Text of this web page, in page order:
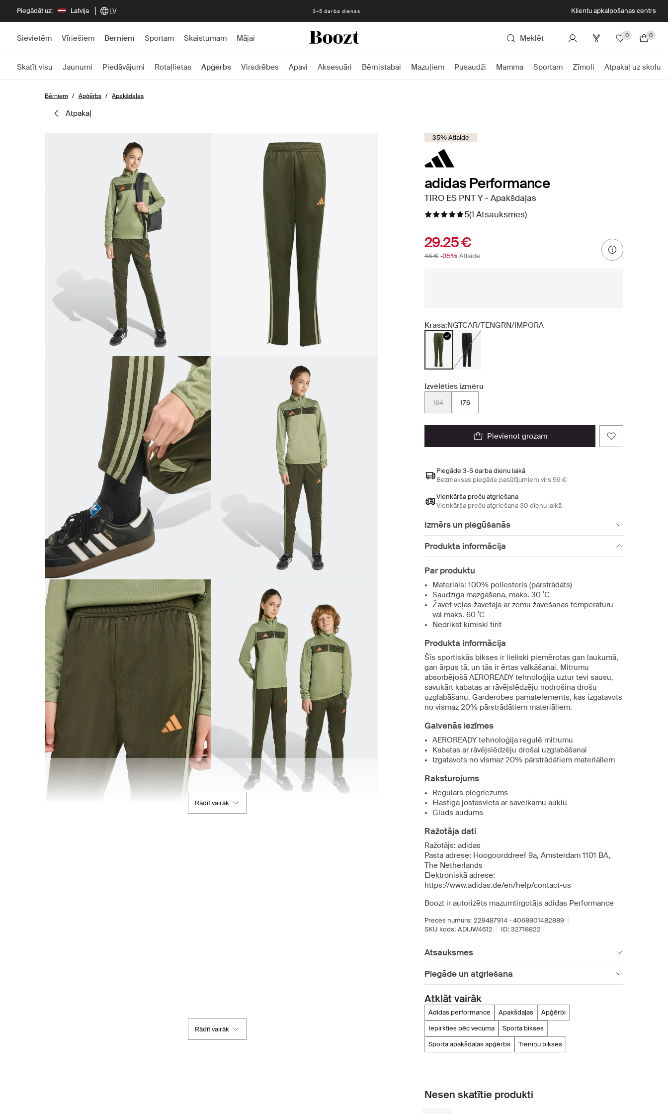
Piegādāt uz: Latvija LV 3–5 darba dienas Klientu apkalpošanas centrs
Sievietēm Vīriešiem Bērniem Sportam Skaistumam Mājai Meklēt 0 0
Skatīt visu Jaunumi Piedāvājumi Rotaļlietas Apģērbs Virsdrēbes Apavi Aksesuāri Bērnistabai Mazuļiem Pusaudži Mamma Sportam Zīmoli Atpakaļ uz skolu
Bērniem Apģērbs Apakšdaļas
atpakaļ
Rādīt vairāk
Rādīt vairāk
35% Atlaide
adidas Performance
TIRO ES PNT Y - Apakšdaļas
5(1 Atsauksmes)
29.25 €
45 € -35% Atlaide
Krāsa:NGTCAR/TENGRN/IMPORA
Izvēlēties izmēru
164 176
pievienot grozam
Piegāde 3-5 darba dienu laikā
Bezmaksas piegāde pasūtījumiem virs 59 €
Vienkārša preču atgriešana
Vienkārša preču atgriešana 30 dienu laikā
Izmērs un piegūšanās
Produkta informācija
Par produktu
Materiāls: 100% poliesteris (pārstrādāts)
Saudzīga mazgāšana, maks. 30 ˚C
Žāvēt veļas žāvētājā ar zemu žāvēšanas temperatūru
vai maks. 60 ˚C
Nedrīkst ķīmiski tīrīt
Produkta informācija
Šīs sportiskās bikses ir lieliski piemērotas gan laukumā,
gan ārpus tā, un tās ir ērtas valkāšanai. Mitrumu
absorbējošā AEROREADY tehnoloģija uztur tevi sausu,
savukārt kabatas ar rāvējslēdzēju nodrošina drošu
uzglabāšanu. Garderobes pamatelements, kas izgatavots
no vismaz 20% pārstrādātiem materiāliem.
Galvenās iezīmes
AEROREADY tehnoloģija regulē mitrumu
Kabatas ar rāvējslēdzēju drošai uzglabāšanai
Izgatavots no vismaz 20% pārstrādātiem materiāliem
Raksturojums
Regulārs piegriezums
Elastīga jostasvieta ar savelkamu auklu
Gluds audums
Ražotāja dati
Ražotājs: adidas
Pasta adrese: Hoogoorddreef 9a, Amsterdam 1101 BA,
The Netherlands
Elektroniskā adrese:
https://www.adidas.de/en/help/contact-us
Boozt ir autorizēts mazumtirgotājs adidas Performance
Preces numurs: 229487914 - 4068801482889
SKU kods: ADIJW4612 ID: 32718822
Atsauksmes
Piegāde un atgriešana
Atklāt vairāk
adidas performance apakšdaļas
apģērbi
iepirkties pēc vecuma
sporta bikses
sporta apakšdaļas apģērbs
treniņu bikses
Nesen skatītie produkti